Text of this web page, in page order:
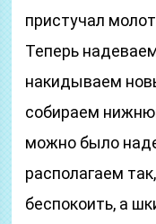
пристучал
Теперь
накидываем
собираем
можно было
располагаем
беспокоить, а